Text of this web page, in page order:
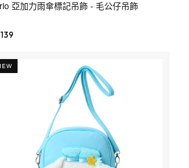
亞加力雨傘標記吊飾 - 毛公仔吊飾
139